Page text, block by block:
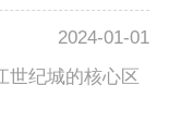
2024-01-01
世纪城的核心区